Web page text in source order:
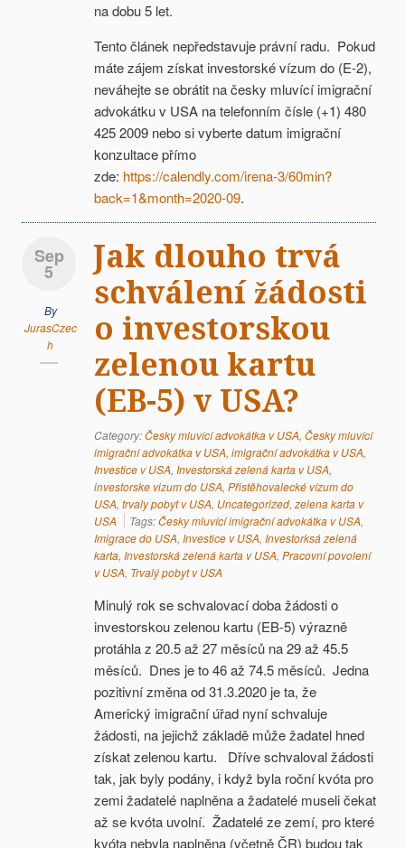
na dobu 5 let.
Tento článek nepředstavuje právní radu. Pokud
máte zájem získat investorské vízum do (E-2),
neváhejte se obrátit na česky mluvící imigrační
advokátku v USA na telefonním čísle (+1) 480
425 2009 nebo si vyberte datum imigrační
konzultace přímo
zde: https://calendly.com/irena-3/60min?
back=1&month=2020-09.
Sep
5
By
JurasCzec
h
Jak dlouho trvá
schválení žádosti
o investorskou
zelenou kartu
(EB-5) v USA?
Category:Česky mluvící advokátka v USA, Česky mluvící
imigrační advokátka v USA, imigrační advokátka v USA,
Investice v USA, Investorská zelená karta v USA,
investorske vizum do USA, Přistěhovalecké vízum do
USA, trvaly pobyt v USA, Uncategorized, zelena karta v
USA
Tags:Česky mluvící imigrační advokátka v USA,
Imigrace do USA, Investice v USA, Investorksá zelená
karta, Investorská zelená karta v USA, Pracovní povolení
v USA, Trvalý pobyt v USA
Minulý rok se schvalovací doba žádosti o
investorskou zelenou kartu (EB-5) výrazně
protáhla z 20.5 až 27 měsíců na 29 až 45.5
měsíců. Dnes je to 46 až 74.5 měsíců. Jedna
pozitivní změna od 31.3.2020 je ta, že
Americký imigrační úřad nyní schvaluje
žádosti, na jejichž základě může žadatel hned
získat zelenou kartu. Dříve schvaloval žádosti
tak, jak byly podány, i když byla roční kvóta pro
zemi žadatelé naplněna a žadatelé museli čekat
až se kvóta uvolní. Žadatelé ze zemí, pro které
kvóta nebyla naplněna (včetně ČR) budou tak